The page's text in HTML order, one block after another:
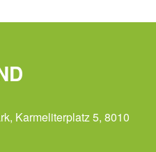
Karmeliterplatz 5, 8010